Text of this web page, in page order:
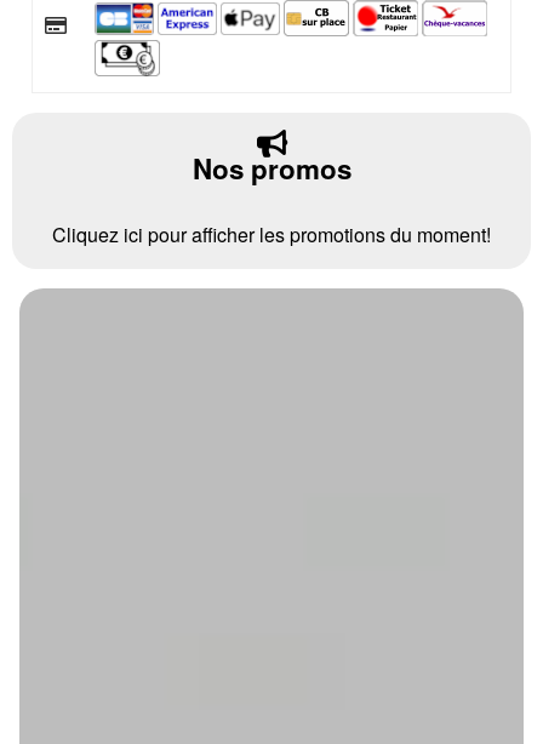
Nos promos
Cliquez ici pour afficher les promotions du moment!